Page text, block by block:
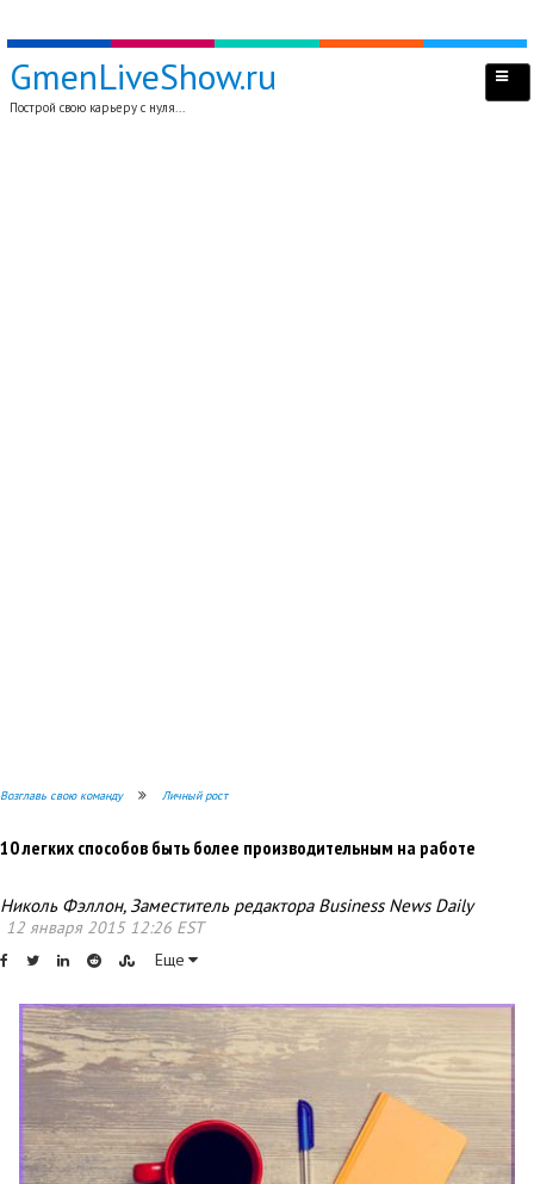
GmenLiveShow.ru
Построй свою карьеру с нуля...
Возглавь свою команду Личный рост
10 легких способов быть более производительным на работе
Николь Фэллон, Заместитель редактора Business News Daily
12 января 2015 12:26 EST
Еще